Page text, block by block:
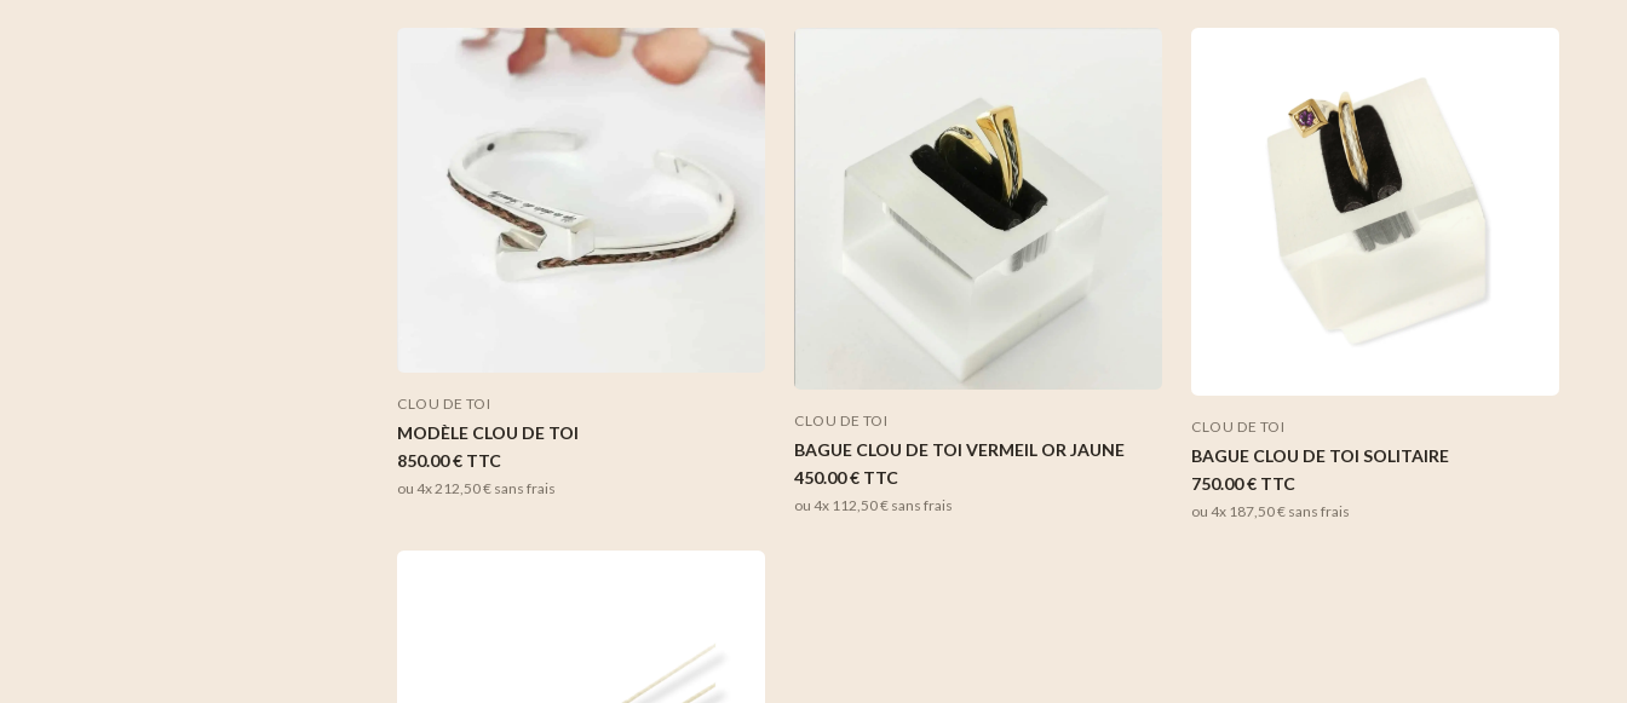
CLOU DE TOI
MODÈLE CLOU DE TOI
850.00 € TTC
ou 4x212,50 € sans frais
CLOU DE TOI
BAGUE CLOU DE TOI VERMEIL OR JAUNE
450.00 € TTC
ou 4x 112,50 € sans frais
CLOU DE TOI
BAGUE CLOU DE TOI SOLITAIRE
750.00 € TTC
ou 4x 187,50 € sans frais